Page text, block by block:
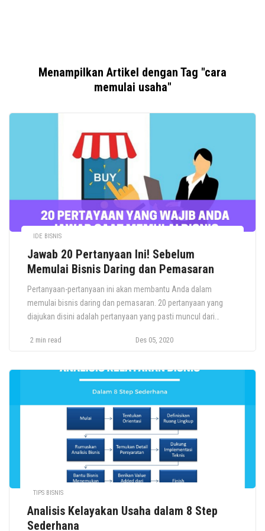
Menampilkan Artikel dengan Tag "cara
memulai usaha"
IDE BISNIS
Jawab 20 Pertanyaan Ini! Sebelum
Memulai Bisnis Daring dan Pemasaran
Pertanyaan-pertanyaan ini akan membantu Anda dalam
memulai bisnis daring dan pemasaran. 20 pertanyaan yang
diajukan disini adalah pertanyaan yang pasti muncul dari
pertanyaan dibawah ini akan membantu Anda untuk
terus berkembang. Langsung saja simak pertanyaan-
pertanyaan berikut: 20 Pertanyaan yang […]
2 min read Des 05, 2020
TIPS BISNIS
Analisis Kelayakan Usaha dalam 8 Step
Sederhana